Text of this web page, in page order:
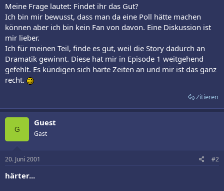
Meine Frage lautet: Findet ihr das Gut?
Ich bin mir bewusst, dass man da eine Poll hätte machen
können aber ich bin kein Fan von davon. Eine Diskussion ist
mir lieber.
Ich für meinen Teil, finde es gut, weil die Story dadurch an
Dramatik gewinnt. Diese hat mir in Episode 1 weitgehend
gefehlt. Es kündigen sich harte Zeiten an und mir ist das ganz
recht.
Zitieren
G
Guest
Gast
20. Juni 2001 #2
härter...